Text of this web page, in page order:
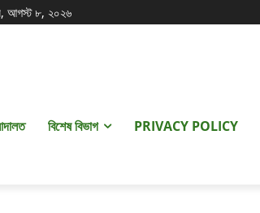
আগস্ট ৮, ২০২৬
বিশেষ বিভাগ PRIVACY POLICY